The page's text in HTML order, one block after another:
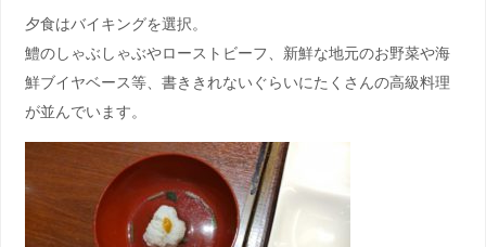
夕食はバイキングを選択。
鱧のしゃぶしゃぶやローストビーフ、新鮮な地元のお野菜や海
鮮ブイヤベース等、書ききれないぐらいにたくさんの高級料理
が並んでいます。